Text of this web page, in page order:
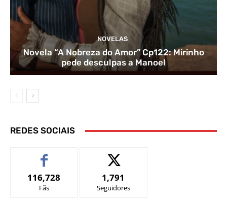
NOVELAS
Novela “A Nobreza do Amor” Cp122: Mirinho
pede desculpas a Manoel
REDES SOCIAIS
116,728
Fãs
1,791
Seguidores